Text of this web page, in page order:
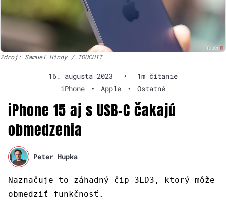
Zdroj: Samuel Hindy / TOUCHIT
16. augusta 2023 •
1m čítanie
iPhone
• Apple • Ostatné
iPhone 15 aj s USB-C čakajú
obmedzenia
Peter Hupka
Naznačuje to záhadný čip 3LD3, ktorý môže
obmedziť funkčnosť.